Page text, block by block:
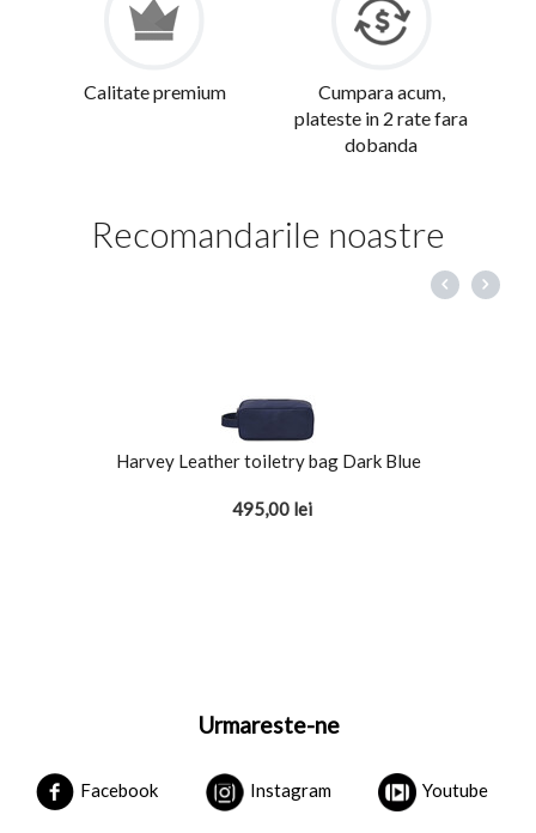
Calitate premium
Cumpara acum,
plateste in 2 rate fara
dobanda
Recomandarile noastre
Harvey Leather toiletry bag Dark Blue
495,00 lei
Urmareste-ne
Facebook Instagram Youtube